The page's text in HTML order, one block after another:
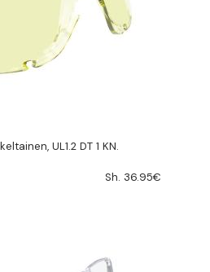
UL1.2 DT 1 KN.
Sh. 36.95€